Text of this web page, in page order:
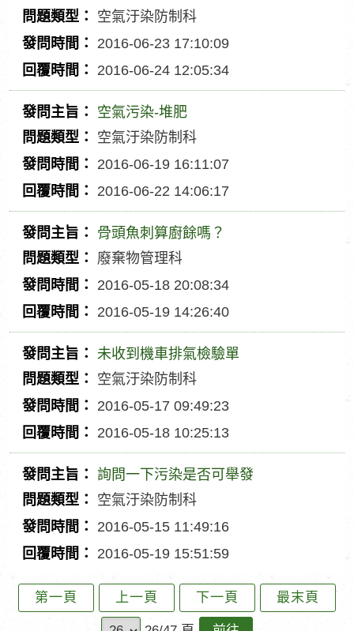
間
問
主
旨
問
類
空氣汙染防制科
發
時
2016-06-23 17:10:09
回
覆
時
間
2016-06-24 12:05:34
發
問
主
旨
空氣污染-堆肥
問
類
空氣汙染防制科
發
時
2016-06-19 16:11:07
回
覆
時
間
2016-06-22 14:06:17
發
問
主
旨
骨頭魚刺算廚餘嗎？
問
類
廢棄物管理科
發
時
2016-05-18 20:08:34
回
覆
時
間
2016-05-19 14:26:40
發
問
主
旨
未收到機車排氣檢驗單
問
類
空氣汙染防制科
發
時
2016-05-17 09:49:23
回
覆
時
間
2016-05-18 10:25:13
發
問
主
旨
詢問一下污染是否可舉發
問
類
型
空氣汙染防制科
發
時
間
2016-05-15 11:49:16
覆
時
2016-05-19 15:51:59
第一頁 上一頁 下一頁 最末頁